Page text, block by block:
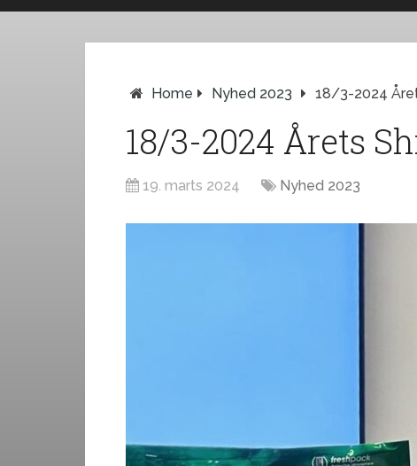
Home Nyhed 2023 18/3-2024
18/3-2024 Årets
19. marts 2024 Nyhed 2023